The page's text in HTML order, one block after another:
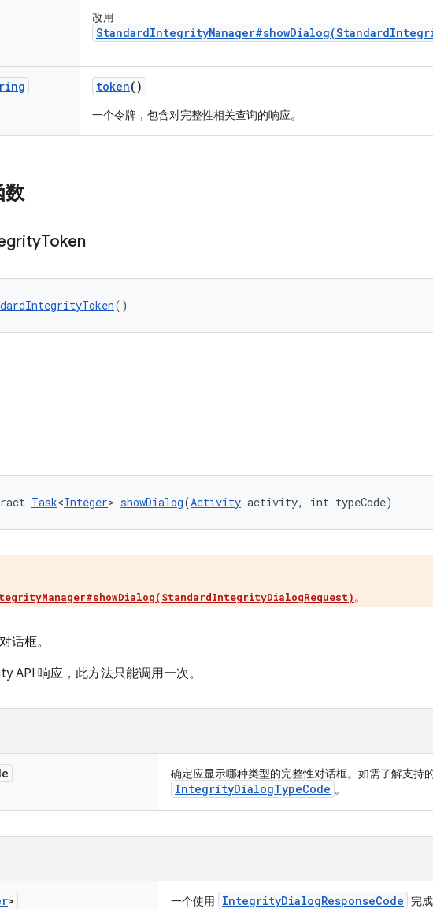
改用
token()
一个令牌，包含对完整性相关查询的响应。
数
Token
()
Task<Integer> showDialog(Activity activity, int typeCode)
。
话框。
API 响应，此方法只能调用一次。
确定应显示哪种类型的完整性对话框。如需了解支持
IntegrityDialogTypeCode 。
> 一个使用 IntegrityDialogResponseCode 完